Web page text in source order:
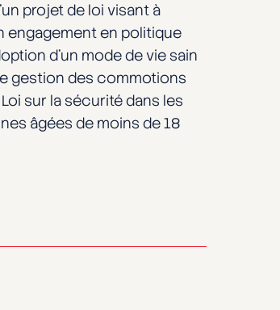
projet de loi visant à
engagement en politique
d’un mode de vie sain
gestion des commotions
sur la sécurité dans les
âgées de moins de 18